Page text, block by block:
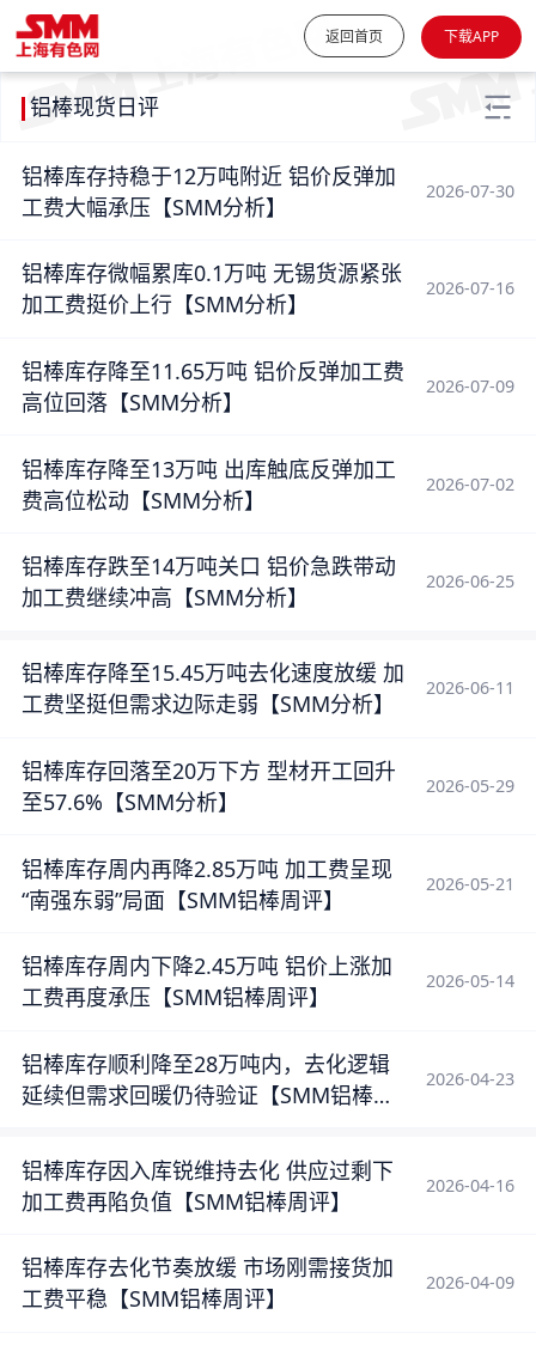
返回首页 下载APP
铝棒现货日评
铝棒库存持稳于12万吨附近 铝价反弹加
工费大幅承压【SMM分析】
2026-07-30
铝棒库存微幅累库0.1万吨 无锡货源紧张
加工费挺价上行【SMM分析】
2026-07-16
铝棒库存降至11.65万吨 铝价反弹加工费
高位回落【SMM分析】
2026-07-09
铝棒库存降至13万吨 出库触底反弹加工
费高位松动【SMM分析】
2026-07-02
铝棒库存跌至14万吨关口 铝价急跌带动
加工费继续冲高【SMM分析】
2026-06-25
铝棒库存降至15.45万吨去化速度放缓 加
工费坚挺但需求边际走弱【SMM分析】
2026-06-11
铝棒库存回落至20万下方 型材开工回升
至57.6%【SMM分析】
2026-05-29
铝棒库存周内再降2.85万吨 加工费呈现
“南强东弱”局面【SMM铝棒周评】
2026-05-21
铝棒库存周内下降2.45万吨 铝价上涨加
工费再度承压【SMM铝棒周评】
2026-05-14
铝棒库存顺利降至28万吨内，去化逻辑
延续但需求回暖仍待验证【SMM铝棒周
2026-04-23
铝棒库存因入库锐维持去化 供应过剩下
加工费再陷负值【SMM铝棒周评】
2026-04-16
铝棒库存去化节奏放缓 市场刚需接货加
工费平稳【SMM铝棒周评】
2026-04-09